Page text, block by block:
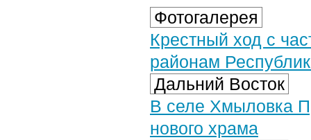
Фотогалерея
Крестный ход с
районам
Дальний Восток
В селе Хмыловка
нового храма